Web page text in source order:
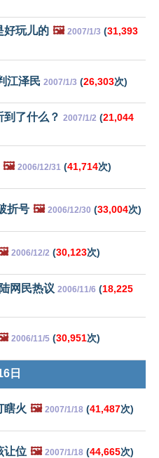
好玩儿的 🖼️ 2007/1/3 (31,393
江泽民 2007/1/3 (26,303次)
了什么？ 2007/1/2 (21,044
🖼️ 2006/12/31 (41,714次)
折号 🖼️ 2006/12/30 (33,004次)
2006/12/2 (30,123次)
网民热议 2006/11/6 (18,225
2006/11/5 (30,951次)
日
瞎火 🖼️ 2007/1/18 (41,487次)
让位 🖼️ 2007/1/18 (44,665次)